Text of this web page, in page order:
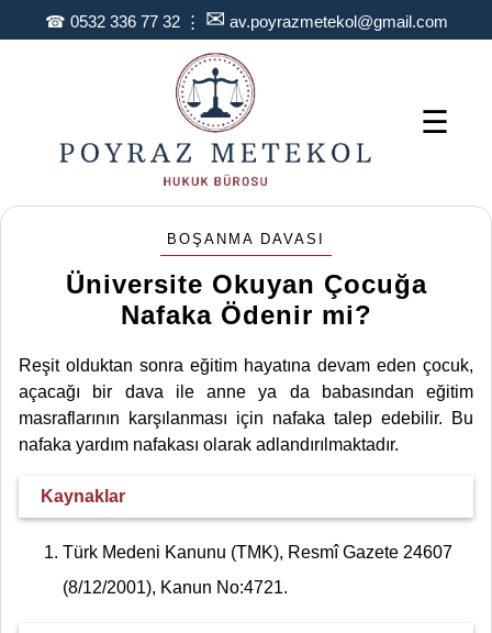
☎ 0532 336 77 32⋮ ✉ av.poyrazmetekol@gmail.com
☰
BOŞANMA DAVASI
Üniversite Okuyan Çocuğa
Nafaka Ödenir mi?
Reşit olduktan sonra eğitim hayatına devam eden çocuk,
açacağı bir dava ile anne ya da babasından eğitim
masraflarının karşılanması için nafaka talep edebilir. Bu
nafaka yardım nafakası olarak adlandırılmaktadır.
Kaynaklar
Türk Medeni Kanunu (TMK), Resmî Gazete 24607
(8/12/2001), Kanun No:4721.